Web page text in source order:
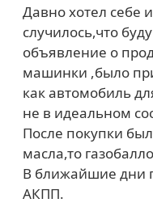
Давно хотел себе
случилось,что
объявление о
машинки ,было
как автомобиль
не в идеальном
После покупки
масла,то
В ближайшие дни
АКПП.